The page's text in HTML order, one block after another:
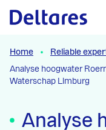
Naar hoofdcontent
Home Reliable
Analyse hoogwater
Waterschap Limburg
Analyse